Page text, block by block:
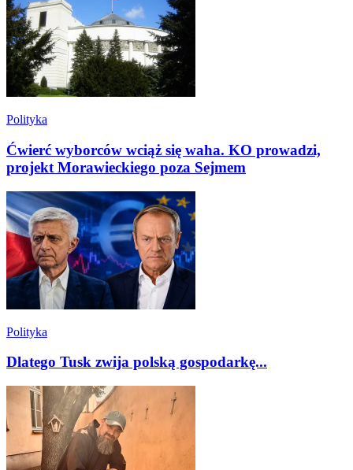
Polityka
Ćwierć wyborców wciąż się waha. KO prowadzi,
projekt Morawieckiego poza Sejmem
Polityka
Dlatego Tusk zwija polską gospodarkę...